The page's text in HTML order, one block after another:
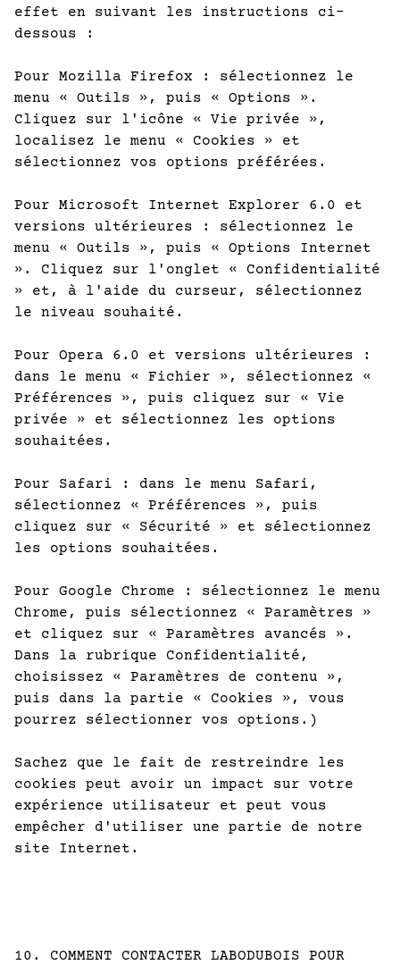
effet en suivant les instructions ci-
dessous :
Pour Mozilla Firefox : sélectionnez le
menu « Outils », puis « Options ».
Cliquez sur l'icône « Vie privée »,
localisez le menu « Cookies » et
sélectionnez vos options préférées.
Pour Microsoft Internet Explorer 6.0 et
versions ultérieures : sélectionnez le
menu « Outils », puis « Options Internet
». Cliquez sur l'onglet « Confidentialité
» et, à l'aide du curseur, sélectionnez
le niveau souhaité.
Pour Opera 6.0 et versions ultérieures :
dans le menu « Fichier », sélectionnez «
Préférences », puis cliquez sur « Vie
privée » et sélectionnez les options
souhaitées.
Pour Safari : dans le menu Safari,
sélectionnez « Préférences », puis
cliquez sur « Sécurité » et sélectionnez
les options souhaitées.
Pour Google Chrome : sélectionnez le menu
Chrome, puis sélectionnez « Paramètres »
et cliquez sur « Paramètres avancés ».
Dans la rubrique Confidentialité,
choisissez « Paramètres de contenu »,
puis dans la partie « Cookies », vous
pourrez sélectionner vos options.)
Sachez que le fait de restreindre les
cookies peut avoir un impact sur votre
expérience utilisateur et peut vous
empêcher d'utiliser une partie de notre
site Internet.
10. COMMENT CONTACTER LABODUBOIS POUR